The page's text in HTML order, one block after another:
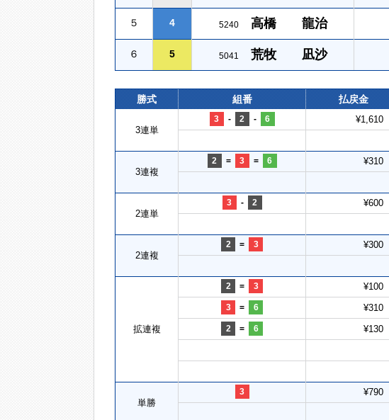
５ 4 5240 高橋 龍治
６ 5 5041 荒牧 凪沙
勝式 組番 払戻金
3連単
3 - 2 - 6 ¥1,610
3連複
2 = 3 = 6 ¥310
2連単
3 - 2 ¥600
2連複
2 = 3 ¥300
拡連複
2 = 3 ¥100
3 = 6 ¥310
2 = 6 ¥130
単勝
3 ¥790